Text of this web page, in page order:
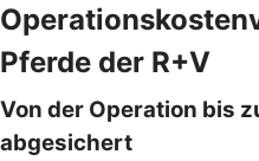
Pferde der R+V
Von der Operation bis
abgesichert